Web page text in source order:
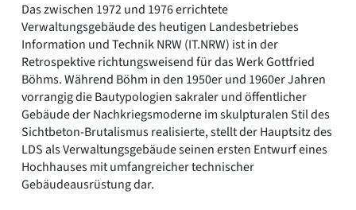
Das zwischen 1972 und 1976 errichtete
Verwaltungsgebäude des heutigen Landesbetriebes
Information und Technik NRW (IT.NRW) ist in der
Retrospektive richtungsweisend für das Werk Gottfried
Böhms. Während Böhm in den 1950er und 1960er Jahren
vorrangig die Bautypologien sakraler und öffentlicher
Gebäude der Nachkriegsmoderne im skulpturalen Stil des
Sichtbeton-Brutalismus realisierte, stellt der Hauptsitz des
LDS als Verwaltungsgebäude seinen ersten Entwurf eines
Hochhauses mit umfangreicher technischer
Gebäudeausrüstung dar.